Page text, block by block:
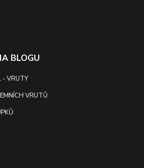
BLOGU
- VRUTY
VRUTŮ